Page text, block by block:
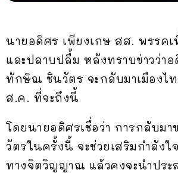
นายอดิศร เพียงเกษ สส. พรรค
และปลาบปลื้ม หลังทราบข่าวว่า
ทักษิณ ชินวัตร จะกลับมาเมืองไ
ส.ค. ที่จะถึงนี้
โดยนายอดิศรเชื่อว่า การกลับม
วัตรในครั้งนี้ จะช่วยเสริมกำลังใ
ทางจิตวิญญาณ แล้วคงจะนำปร